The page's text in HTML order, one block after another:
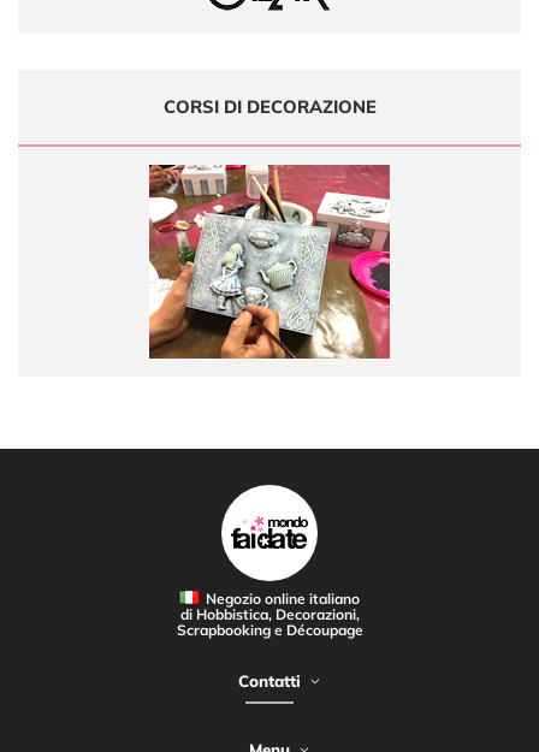
CORSI DI DECORAZIONE
Negozio online italiano
di Hobbistica, Decorazioni,
Scrapbooking e Découpage
Contatti